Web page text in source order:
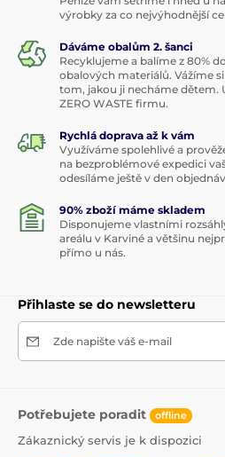
výrobky za co nejvýhodnější
Dáváme obalům 2. šanci
Recyklujeme a balíme z 80%
obalových materiálů. Vážíme
tom, jakou ji necháme dětem.
ZERO WASTE firmu.
Rychlá doprava až k vám
Využíváme spolehlivé a
na bezproblémové expedici
odesíláme ještě v den
90% zboží máme skladem
Disponujeme vlastními
areálu v Karviné a většinu
přímo u nás.
Přihlaste se do newsletteru
Zde napište váš e-mail
Potřebujete poradit offline
Zákaznický servis je k dispozici